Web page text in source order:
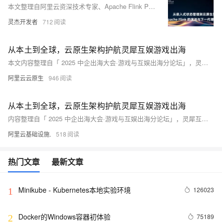
本文整理自阿里云资深技术专家、Apache Flink PMC 成员梅源在 Flink Forward Asia 新加坡 2025上的分享，深入解析 Flink 状态管理系统的发展历程，从核心设计到 Flink 2.0 存算分离架构，并展望未来基于流批一体的通用增量计算方向。
灵杰开发者 712
从本土到全球，云原生架构护航灵犀互娱游戏出海
本文内容整理自「 2025 中企出海大会·游戏与互娱出海分论坛」，灵犀互娱基础架构负责人朱晓靖的演讲内容，从技术层面分享云原生架构护航灵犀互娱游戏出海经验。
阿里云云原生 946
从本土到全球，云原生架构护航灵犀互娱游戏出海
内容整理自「 2025 中企出海大会·游戏与互娱出海分论坛」，灵犀互娱基础架构负责人朱晓靖的演讲内容，从技术层面分享云原生架构护航灵犀互娱游戏出海经验。
阿里云基础设施. 518
热门文章 最新文章
1 Minikube - Kubernetes本地实验环境 126023
2 Docker的Windows容器初体验 75189